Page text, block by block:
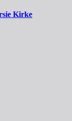
Kirke